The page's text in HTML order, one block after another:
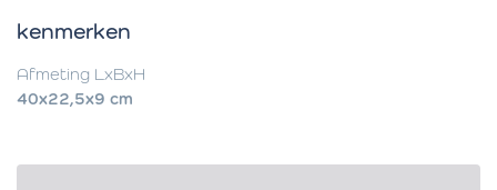
kenmerken
Afmeting LxBxH
40x22,5x9 cm